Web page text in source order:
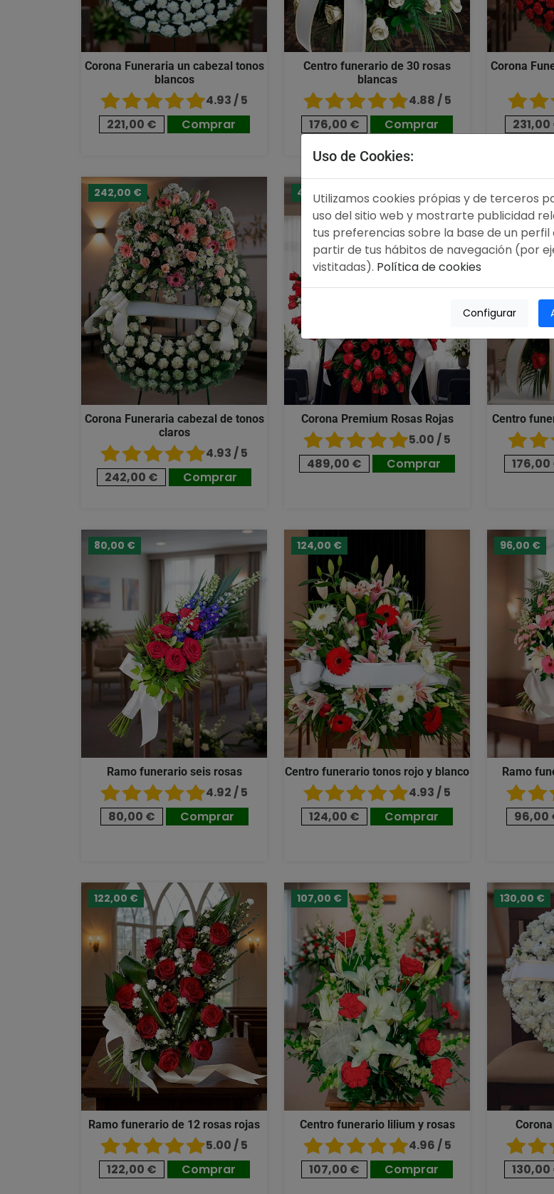
Corona Funeraria un cabezal tonos
blancos
4.93 / 5
221,00 €
Comprar
Centro funerario de 30 rosas
blancas
4.88 / 5
176,00 €
Comprar
Corona
242,00 €
Corona Funeraria cabezal de tonos
claros
4.93 / 5
242,00 €
Comprar
489,00 €
Corona Premium Rosas Rojas
5.00 / 5
489,00 €
Comprar
Centro
176,00
80,00 €
Ramo funerario seis rosas
4.92 / 5
80,00 €
Comprar
124,00 €
Centro funerario tonos rojo y blanco
4.93 / 5
124,00 €
Comprar
96,00 €
Ramo
96,00
122,00 €
Ramo funerario de 12 rosas rojas
5.00 / 5
122,00 €
Comprar
107,00 €
Centro funerario lilium y rosas
4.96 / 5
107,00 €
Comprar
130,00 €
130,00
Uso de Cookies:
Utilizamos cookies própias y de terceros
uso del sitio web y mostrarte publicidad
tus preferencias sobre la base de un
partir de tus hábitos de navegación (por
vistitadas). Política de cookies
Configurar